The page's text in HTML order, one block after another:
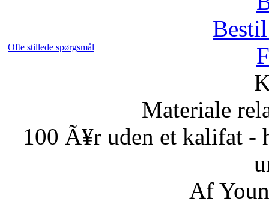
Ofte stillede spørgsmål
Materiale
100 Ã¥r uden et kalifat -
Af